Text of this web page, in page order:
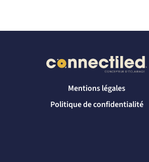
Mentions légales
Politique de confidentialité